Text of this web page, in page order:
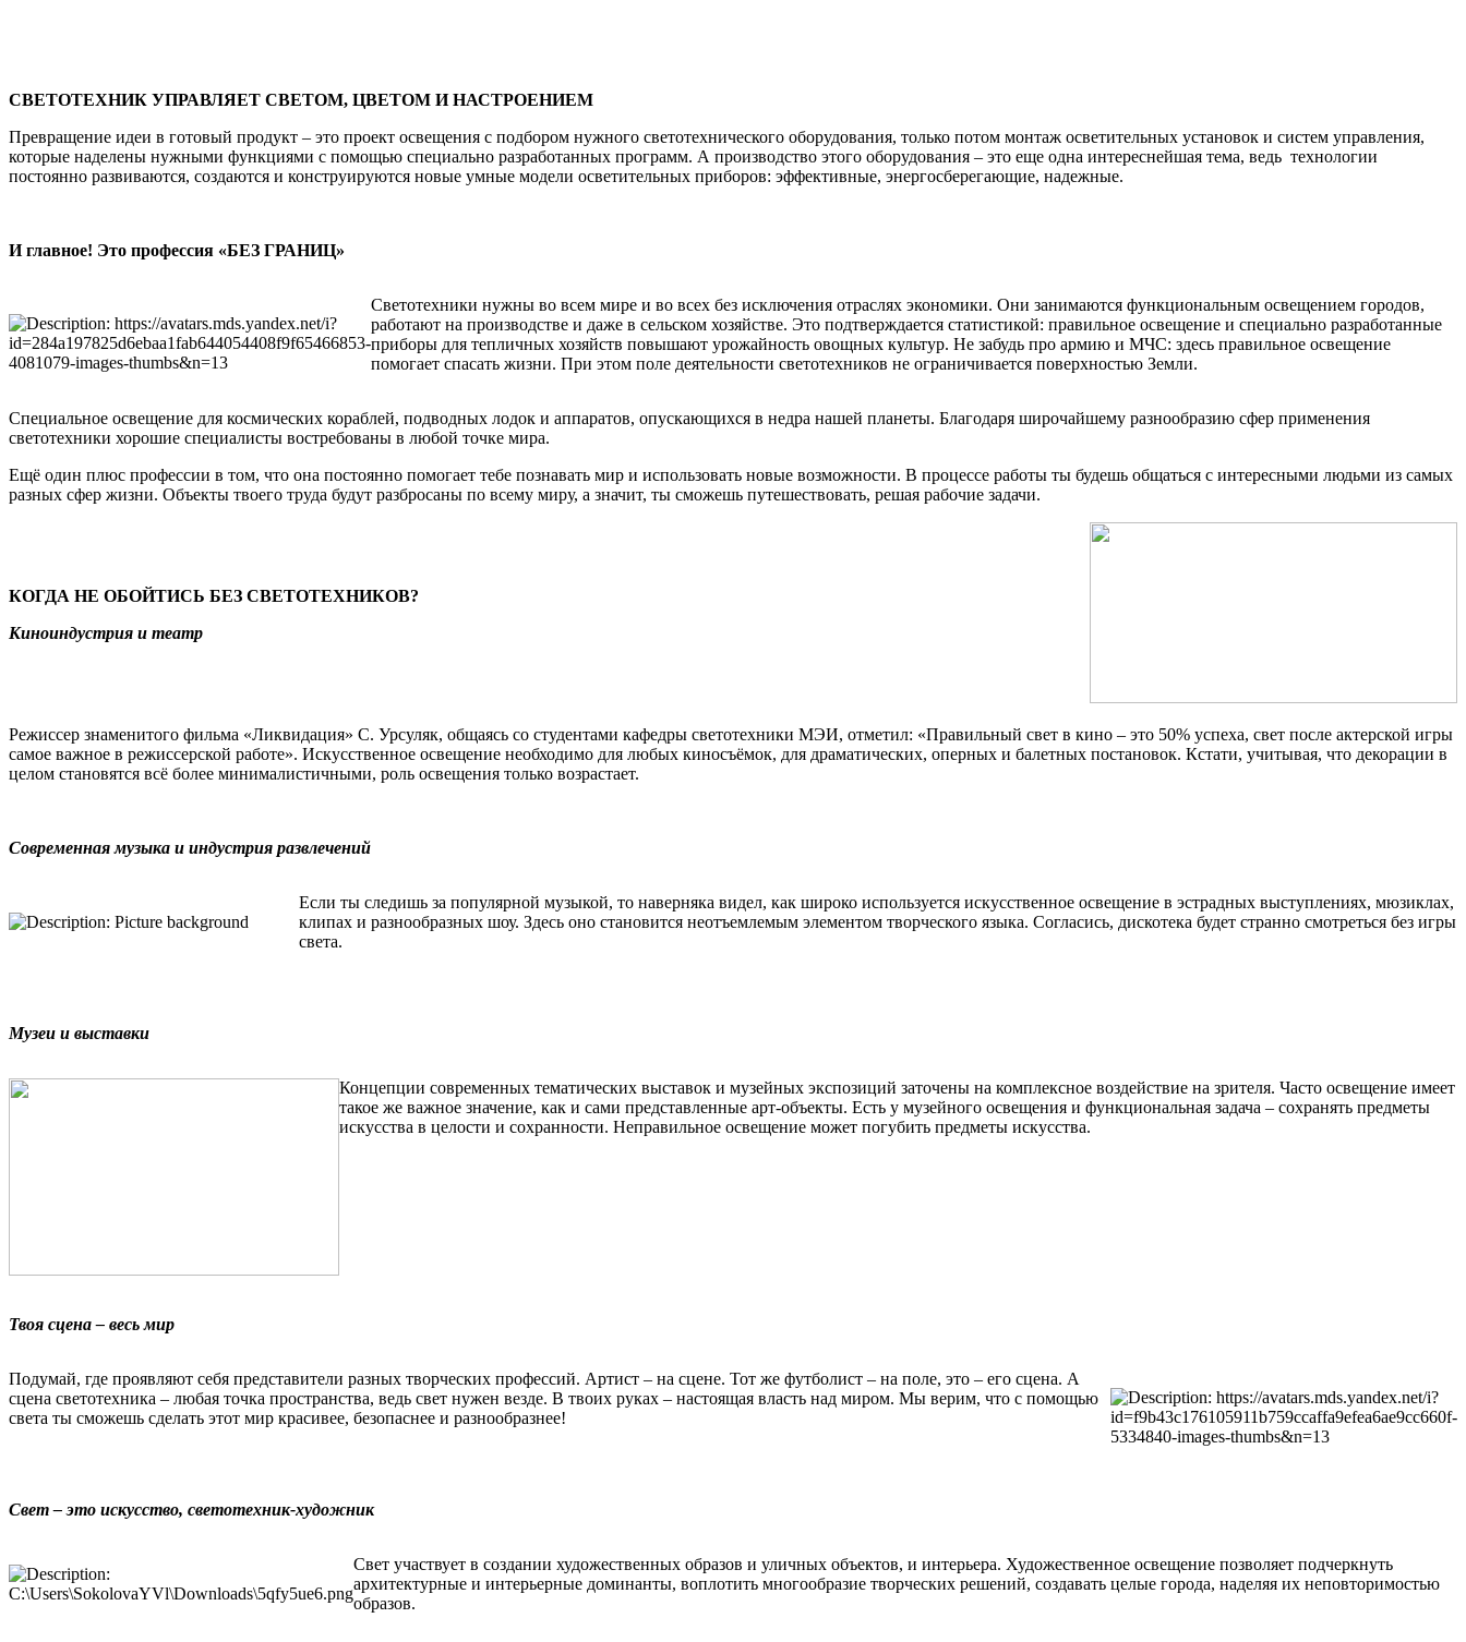
СВЕТОТЕХНИК УПРАВЛЯЕТ СВЕТОМ, ЦВЕТОМ И НАСТРОЕНИЕМ
Превращение идеи в готовый продукт – это проект освещения с подбором нужного светотехнического оборудования, только потом монтаж осветительных установок и систем управления,
которые наделены нужными функциями с помощью специально разработанных программ. А производство этого оборудования – это еще одна интереснейшая тема, ведь технологии
постоянно развиваются, создаются и конструируются новые умные модели осветительных приборов: эффективные, энергосберегающие, надежные.
И главное! Это профессия «БЕЗ ГРАНИЦ»
Светотехники нужны во всем мире и во всех без исключения отраслях экономики. Они занимаются функциональным освещением городов,
работают на производстве и даже в сельском хозяйстве. Это подтверждается статистикой: правильное освещение и специально разработанные
приборы для тепличных хозяйств повышают урожайность овощных культур. Не забудь про армию и МЧС: здесь правильное освещение
помогает спасать жизни. При этом поле деятельности светотехников не ограничивается поверхностью Земли.
Специальное освещение для космических кораблей, подводных лодок и аппаратов, опускающихся в недра нашей планеты. Благодаря широчайшему разнообразию сфер применения
светотехники хорошие специалисты востребованы в любой точке мира.
Ещё один плюс профессии в том, что она постоянно помогает тебе познавать мир и использовать новые возможности. В процессе работы ты будешь общаться с интересными людьми из самых
разных сфер жизни. Объекты твоего труда будут разбросаны по всему миру, а значит, ты сможешь путешествовать, решая рабочие задачи.
КОГДА НЕ ОБОЙТИСЬ БЕЗ СВЕТОТЕХНИКОВ?
Киноиндустрия и театр
Режиссер знаменитого фильма «Ликвидация» С. Урсуляк, общаясь со студентами кафедры светотехники МЭИ, отметил: «Правильный свет в кино – это 50% успеха, свет после актерской игры
самое важное в режиссерской работе». Искусственное освещение необходимо для любых киносъёмок, для драматических, оперных и балетных постановок. Кстати, учитывая, что декорации в
целом становятся всё более минималистичными, роль освещения только возрастает.
Современная музыка и индустрия развлечений
Если ты следишь за популярной музыкой, то наверняка видел, как широко используется искусственное освещение в эстрадных выступлениях, мюзиклах,
клипах и разнообразных шоу. Здесь оно становится неотъемлемым элементом творческого языка. Согласись, дискотека будет странно смотреться без игры
света.
Музеи и выставки
Концепции современных тематических выставок и музейных экспозиций заточены на комплексное воздействие на зрителя. Часто освещение имеет
такое же важное значение, как и сами представленные арт-объекты. Есть у музейного освещения и функциональная задача – сохранять предметы
искусства в целости и сохранности. Неправильное освещение может погубить предметы искусства.
Твоя сцена – весь мир
Подумай, где проявляют себя представители разных творческих профессий. Артист – на сцене. Тот же футболист – на поле, это – его сцена. А
сцена светотехника – любая точка пространства, ведь свет нужен везде. В твоих руках – настоящая власть над миром. Мы верим, что с помощью
света ты сможешь сделать этот мир красивее, безопаснее и разнообразнее!
Свет – это искусство, светотехник-художник
Свет участвует в создании художественных образов и уличных объектов, и интерьера. Художественное освещение позволяет подчеркнуть
архитектурные и интерьерные доминанты, воплотить многообразие творческих решений, создавать целые города, наделяя их неповторимостью
образов.